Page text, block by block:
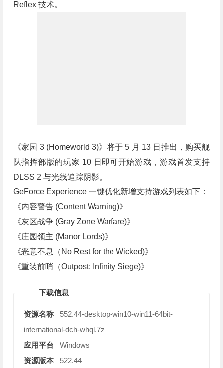
Reflex 技术。
《家园 3 (Homeworld 3)》将于 5 月 13 日推出，购买舰
队指挥部版的玩家 10 日即可开始游戏，游戏首发支持
DLSS 2 与光线追踪阴影。
GeForce Experience 一键优化新增支持游戏列表如下：
《内容警告 (Content Warning)》
《灰区战争 (Gray Zone Warfare)》
《庄园领主 (Manor Lords)》
《恶意不息（No Rest for the Wicked)》
《重装前哨（Outpost: Infinity Siege)》
下载信息
资源名称
552.44-desktop-win10-win11-64bit-
international-dch-whql.7z
应用平台
Windows
资源版本
522.44